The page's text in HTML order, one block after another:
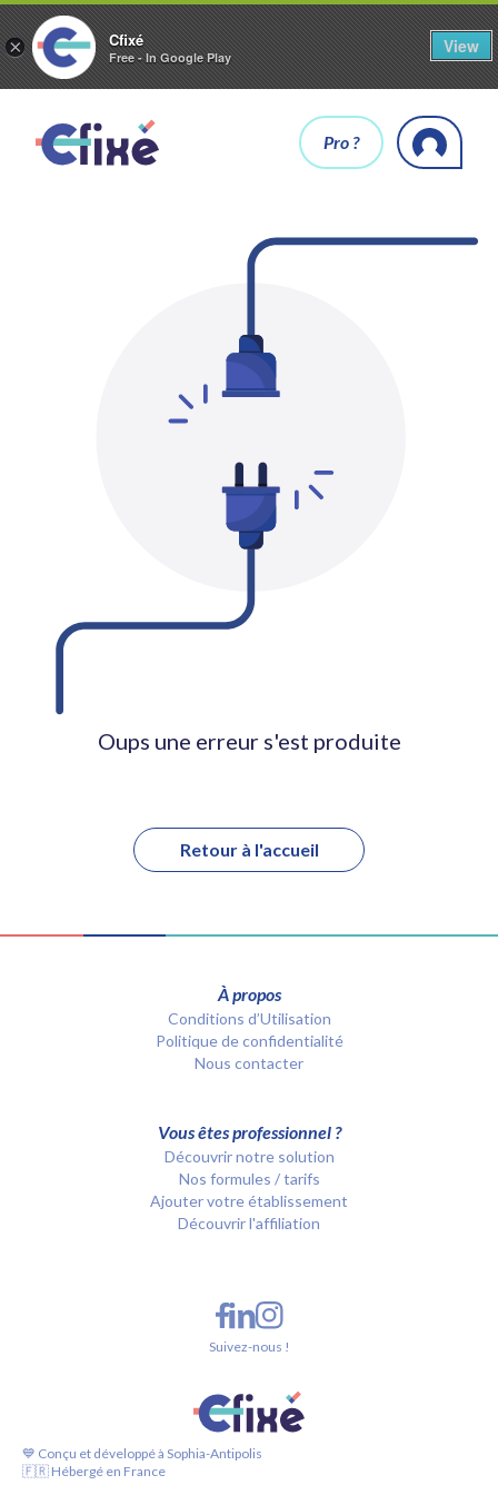
× Cfixé
Free - In Google Play
View
Pro ?
Oups une erreur s'est produite
Retour à l'accueil
À propos
Conditions d’Utilisation
Politique de confidentialité
Nous contacter
Vous êtes professionnel ?
Découvrir notre solution
Nos formules / tarifs
Ajouter votre établissement
Découvrir l'affiliation
💙 Conçu et développé à Sophia-Antipolis
🇫🇷 Hébergé en France
Suivez-nous !